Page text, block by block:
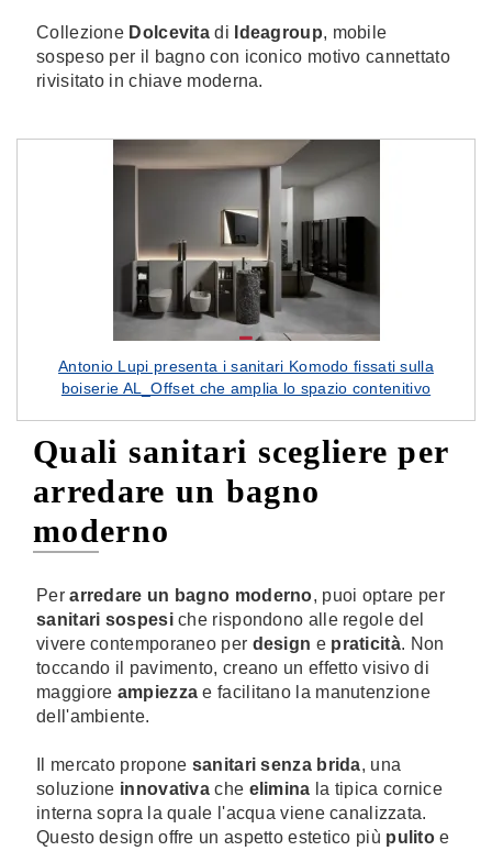
Collezione Dolcevita di Ideagroup, mobile
sospeso per il bagno con iconico motivo cannettato
rivisitato in chiave moderna.
Antonio Lupi presenta i sanitari Komodo fissati sulla
boiserie AL_Offset che amplia lo spazio contenitivo
Quali sanitari scegliere per
arredare un bagno
moderno
Perarredare un bagno moderno, puoi optare per
sanitari sospesiche rispondono alle regole del
vivere contemporaneo per design e praticità. Non
toccando il pavimento, creano un effetto visivo di
maggiore ampiezza e facilitano la manutenzione
dell'ambiente.
Il mercato propone sanitari senza brida, una
soluzione innovativa che elimina la tipica cornice
interna sopra la quale l'acqua viene canalizzata.
Questo design offre un aspetto estetico più pulito e